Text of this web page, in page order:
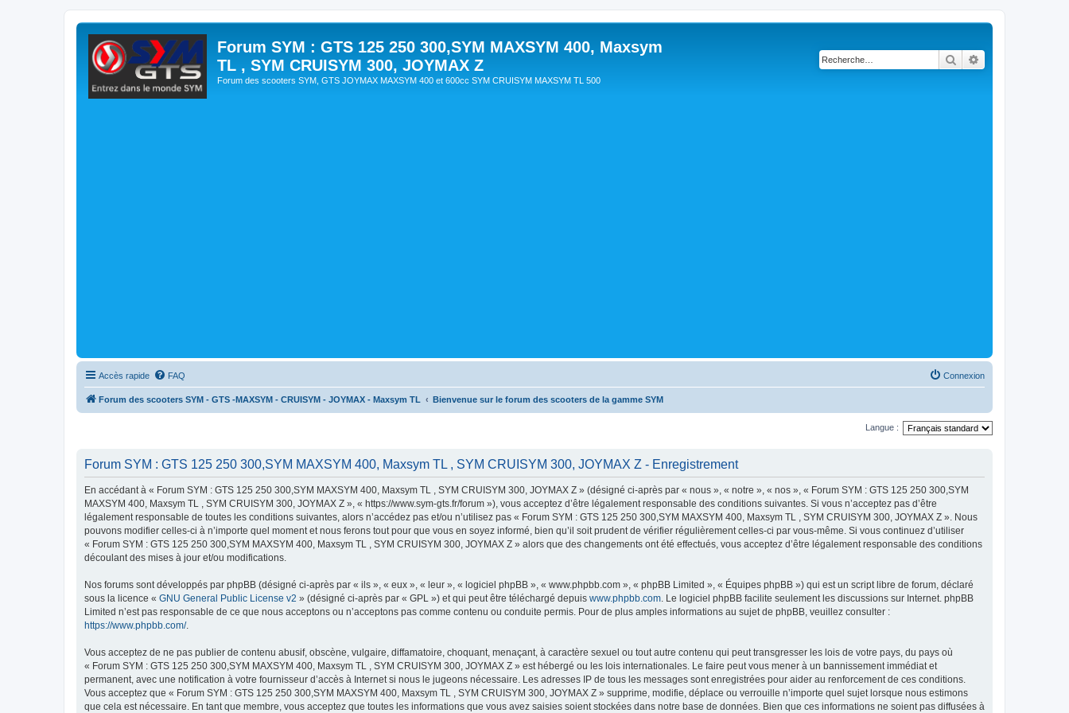
Forum SYM : GTS 125 250 300,SYM MAXSYM 400, Maxsym
TL , SYM CRUISYM 300, JOYMAX Z
Forum des scooters SYM, GTS JOYMAX MAXSYM 400 et 600cc SYM CRUISYM MAXSYM TL 500
Rechercher
Accès rapide FAQ Connexion
Forum des scooters SYM - GTS -MAXSYM - CRUISYM - JOYMAX - Maxsym TL Bienvenue sur le forum des scooters de la gamme SYM
Langue :
Forum SYM : GTS 125 250 300,SYM MAXSYM 400, Maxsym TL , SYM CRUISYM 300, JOYMAX Z - Enregistrement
En accédant à « Forum SYM : GTS 125 250 300,SYM MAXSYM 400, Maxsym TL , SYM CRUISYM 300, JOYMAX Z » (désigné ci-après par « nous », « notre », « nos », « Forum SYM : GTS 125 250 300,SYM
MAXSYM 400, Maxsym TL , SYM CRUISYM 300, JOYMAX Z », « https://www.sym-gts.fr/forum »), vous acceptez d’être légalement responsable des conditions suivantes. Si vous n’acceptez pas d’être
légalement responsable de toutes les conditions suivantes, alors n’accédez pas et/ou n’utilisez pas « Forum SYM : GTS 125 250 300,SYM MAXSYM 400, Maxsym TL , SYM CRUISYM 300, JOYMAX Z ». Nous
pouvons modifier celles-ci à n’importe quel moment et nous ferons tout pour que vous en soyez informé, bien qu’il soit prudent de vérifier régulièrement celles-ci par vous-même. Si vous continuez d’utiliser
« Forum SYM : GTS 125 250 300,SYM MAXSYM 400, Maxsym TL , SYM CRUISYM 300, JOYMAX Z » alors que des changements ont été effectués, vous acceptez d’être légalement responsable des conditions
découlant des mises à jour et/ou modifications.
Nos forums sont développés par phpBB (désigné ci-après par « ils », « eux », « leur », « logiciel phpBB », « www.phpbb.com », « phpBB Limited », « Équipes phpBB ») qui est un script libre de forum, déclaré
sous la licence « GNU General Public License v2 » (désigné ci-après par « GPL ») et qui peut être téléchargé depuis www.phpbb.com . Le logiciel phpBB facilite seulement les discussions sur Internet. phpBB
Limited n’est pas responsable de ce que nous acceptons ou n’acceptons pas comme contenu ou conduite permis. Pour de plus amples informations au sujet de phpBB, veuillez consulter :
https://www.phpbb.com/.
Vous acceptez de ne pas publier de contenu abusif, obscène, vulgaire, diffamatoire, choquant, menaçant, à caractère sexuel ou tout autre contenu qui peut transgresser les lois de votre pays, du pays où
« Forum SYM : GTS 125 250 300,SYM MAXSYM 400, Maxsym TL , SYM CRUISYM 300, JOYMAX Z » est hébergé ou les lois internationales. Le faire peut vous mener à un bannissement immédiat et
permanent, avec une notification à votre fournisseur d’accès à Internet si nous le jugeons nécessaire. Les adresses IP de tous les messages sont enregistrées pour aider au renforcement de ces conditions.
Vous acceptez que « Forum SYM : GTS 125 250 300,SYM MAXSYM 400, Maxsym TL , SYM CRUISYM 300, JOYMAX Z » supprime, modifie, déplace ou verrouille n’importe quel sujet lorsque nous estimons
que cela est nécessaire. En tant que membre, vous acceptez que toutes les informations que vous avez saisies soient stockées dans notre base de données. Bien que ces informations ne soient pas diffusées à